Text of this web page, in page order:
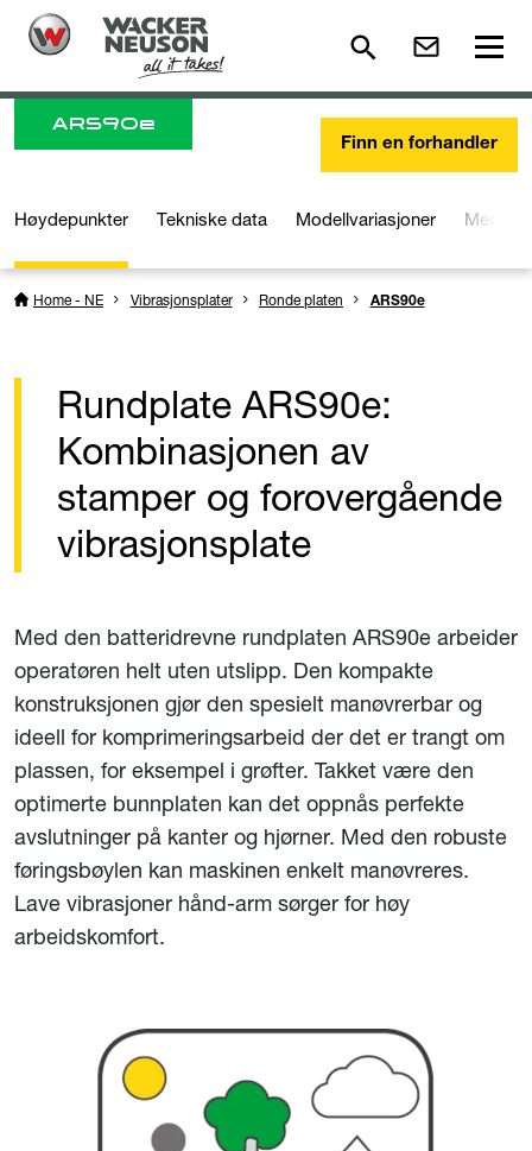
ARS90e
Finn en forhandler
Høydepunkter Tekniske data Modellvariasjoner Media
Home - NE Vibrasjonsplater Ronde platen ARS90e
Rundplate ARS90e:
Kombinasjonen av
stamper og forovergående
vibrasjonsplate
Med den batteridrevne rundplaten ARS90e arbeider
operatøren helt uten utslipp. Den kompakte
konstruksjonen gjør den spesielt manøvrerbar og
ideell for komprimeringsarbeid der det er trangt om
plassen, for eksempel i grøfter. Takket være den
optimerte bunnplaten kan det oppnås perfekte
avslutninger på kanter og hjørner. Med den robuste
føringsbøylen kan maskinen enkelt manøvreres.
Lave vibrasjoner hånd-arm sørger for høy
arbeidskomfort.